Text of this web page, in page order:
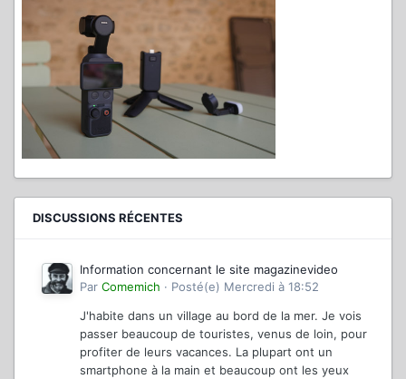
DISCUSSIONS RÉCENTES
Information concernant le site magazinevideo
Par Comemich · Posté(e) Mercredi à 18:52
J'habite dans un village au bord de la mer. Je vois
passer beaucoup de touristes, venus de loin, pour
profiter de leurs vacances. La plupart ont un
smartphone à la main et beaucoup ont les yeux